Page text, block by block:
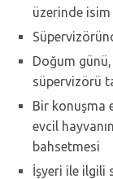
üzerinde isim
Doğum
süpervizörü
Bir konuşma
evcil
bahsetmesi
İşyeri ile ilgili